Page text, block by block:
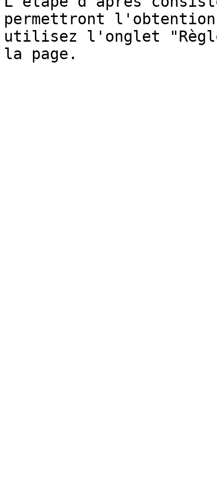
permettront
utilisez l'onglet